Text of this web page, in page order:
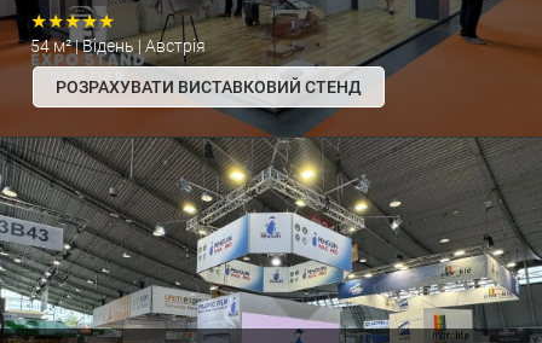
★★★★★
54 м² | Відень | Австрія
РОЗРАХУВАТИ ВИСТАВКОВИЙ СТЕНД